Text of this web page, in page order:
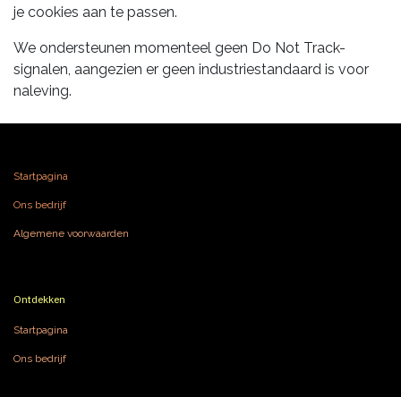
je cookies aan te passen.
We ondersteunen momenteel geen Do Not Track-
signalen, aangezien er geen industriestandaard is voor
naleving.
Startpagina
Ons bedrijf
Algemene voorwaarden
Ontdekken
Startpagina
Ons bedrijf